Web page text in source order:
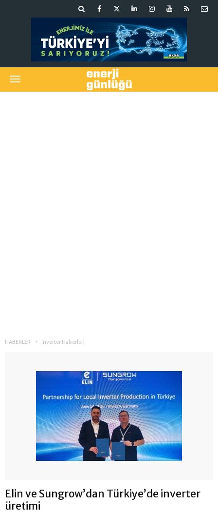
HABERLER İnverter Haberleri
Elin ve Sungrow’dan Türkiye’de inverter
üretimi